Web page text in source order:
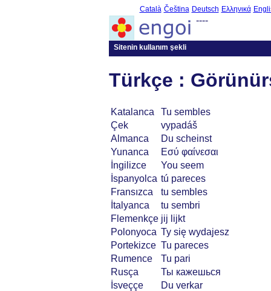
Català Čeština Deutsch Ελληνικά
----
Sitenin kullanım şekli
Türkçe :
Katalanca
Tu sembles
Çek
vypadáš
Almanca
Du scheinst
Yunanca
Εσύ φαίνεσαι
İngilizce
You seem
İspanyolca tú pareces
Fransızca
tu sembles
İtalyanca
tu sembri
Flemenkçe jij lijkt
Polonyoca Ty się wydajesz
Portekizce Tu pareces
Rumence
Tu pari
Rusça
Ты кажешься
İsveççe
Du verkar